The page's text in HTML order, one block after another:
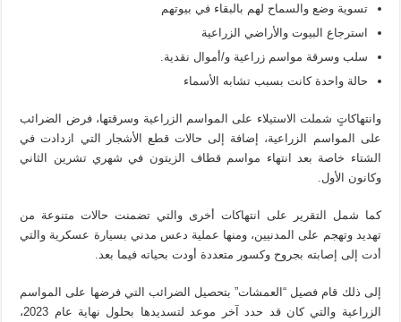
تسوية وضع والسماح لهم بالبقاء في بيوتهم
استرجاع البيوت والأراضي الزراعية
سلب وسرقة مواسم زراعية و/أموال نقدية.
حالة واحدة كانت بسبب تشابه الأسماء
وانتهاكاتٍ شملت الاستيلاء على المواسم الزراعية وسرقتها، فرض الضرائب
على المواسم الزراعية، إضافة إلى حالات قطع الأشجار التي ازدادت في
الشتاء خاصة بعد انتهاء مواسم قطاف الزيتون في شهري تشرين الثاني
وكانون الأول.
كما شمل التقرير على انتهاكات أخرى والتي تضمنت حالات متنوعة من
تهديد وتهجم على المدنيين، ومنها عملية دعس مدني بسيارة عسكرية والتي
أدت إلى إصابته بجروح وكسور متعددة أودت بحياته فيما بعد.
إلى ذلك قام فصيل “العمشات” بتحصيل الضرائب التي فرضها على المواسم
الزراعية والتي كان قد حدد آخر موعد لتسديدها بحلول نهاية عام 2023،